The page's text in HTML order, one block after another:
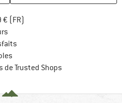
€ (FR)
Trusted Shops